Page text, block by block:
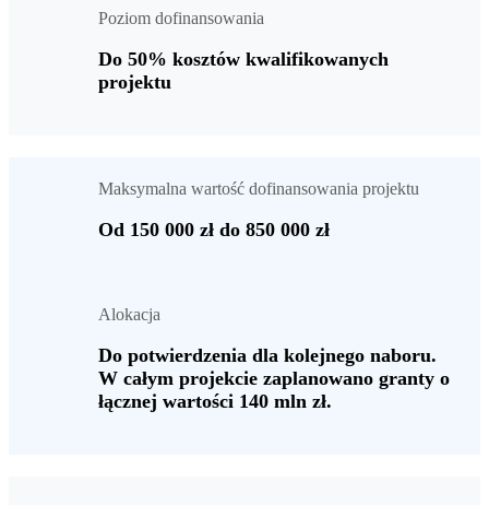
Poziom dofinansowania
Do 50% kosztów kwalifikowanych
projektu
Maksymalna wartość dofinansowania projektu
Od 150 000 zł do 850 000 zł
Alokacja
Do potwierdzenia dla kolejnego naboru.
W całym projekcie zaplanowano granty o
łącznej wartości 140 mln zł.